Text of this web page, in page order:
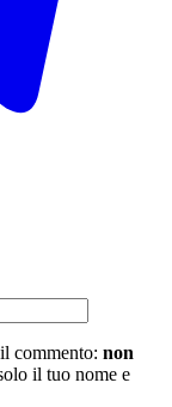
commento: non
il tuo nome e